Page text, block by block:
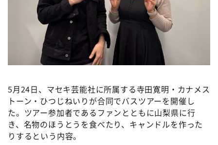
ＬＩＦＥ～夢のカタチ～
新婚さんいらっしゃい！
ポツンと一軒家
ザキ山小屋本館
アナ回覧板
5月24日、マセキ芸能社に所属する寺田寛明・カナメス
トーン・ひつじねいりが合同でバスツアーを開催し
た。ツアー参加者であるファンとともに山梨県に行
き、名物のほうとうを食べたり、キャンドルを作った
りするという内容。